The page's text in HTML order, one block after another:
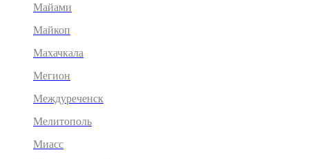
Майами
Майкоп
Махачкала
Мегион
Междуреченск
Мелитополь
Миасс